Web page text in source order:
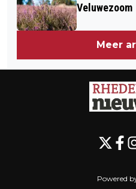
Veluwezoom
Meer
Powered